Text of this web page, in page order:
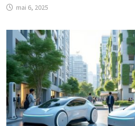
mai 6, 2025